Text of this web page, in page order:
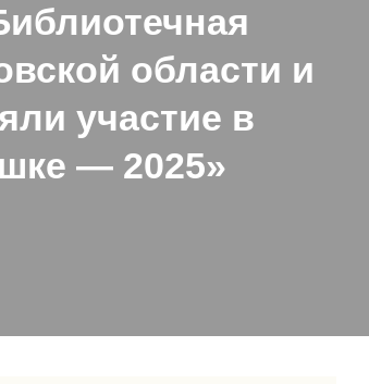
области и
участие в
— 2025»